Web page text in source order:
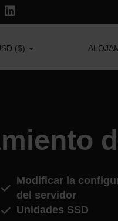
($)
Modificar la
del servidor
Unidades SSD